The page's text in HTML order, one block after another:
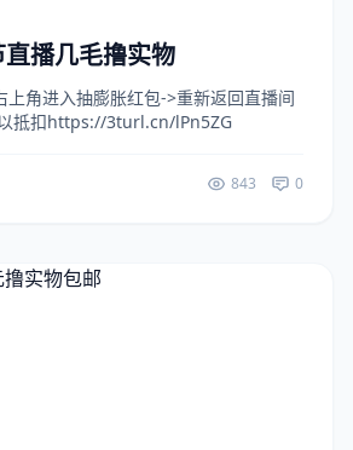
播几毛撸实物
上角进入抽膨胀红包->重新返回直播间
抵扣https://3turl.cn/lPn5ZG
843 0